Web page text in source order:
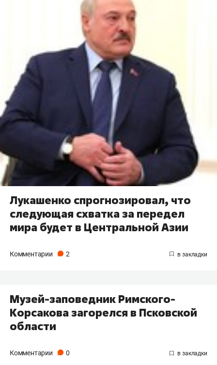
Лукашенко спрогнозировал, что
следующая схватка за передел
мира будет в Центральной Азии
Комментарии 2
Музей-заповедник Римского-
Корсакова загорелся в Псковской
области
Комментарии 0